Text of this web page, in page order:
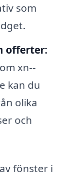
som
offerter:
xn--
kan du
olika
och
fönster i